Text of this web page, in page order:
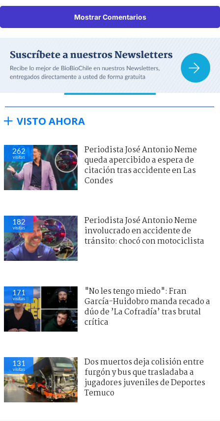
Mostrar Comentarios
VISTO AHORA
262
visitas
Periodista José Antonio Neme
queda apercibido a espera de
citación tras accidente en Las
Condes
182
visitas
Periodista José Antonio Neme
involucrado en accidente de
tránsito: chocó con motociclista
171
visitas
"No les tengo miedo": Fran
García-Huidobro manda recado a
dúo de ’La Cofradía’ tras brutal
crítica
131
visitas
Dos muertos deja colisión entre
furgón y bus que trasladaba a
jugadores juveniles de Deportes
Temuco